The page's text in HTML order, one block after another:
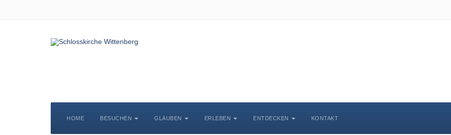
HOME BESUCHEN GLAUBEN ERLEBEN ENTDECKEN KONTAKT